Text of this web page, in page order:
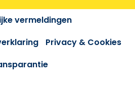
vermeldingen
Privacy & Cookies